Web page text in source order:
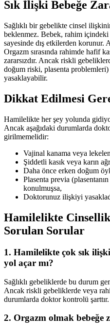
Sık İlişki Bebeğe
Sağlıklı bir gebelikte cinsel
beklenmez. Bebek, rahim içindeki
sayesinde dış etkilerden korunur.
Orgazm sırasında rahimde hafif
zararsızdır. Ancak riskli
doğum riski, plasenta
yasaklayabilir.
Dikkat Edilmesi
Hamilelikte her şey yolunda
Ancak aşağıdaki durumlarda
girilmemelidir:
Vajinal kanama veya
Şiddetli kasık veya karın
Daha önce erken doğum
Plasenta previa
konulmuşsa,
Doktorunuz ilişkiyi
Hamilelikte Cinsellik
Sorulan Sorular
1. Hamilelikte çok sık
yol açar mı?
Sağlıklı gebeliklerde bu durum
Ancak riskli gebeliklerde veya
durumlarda doktor kontrolü şarttır.
2. Orgazm olmak bebeğe